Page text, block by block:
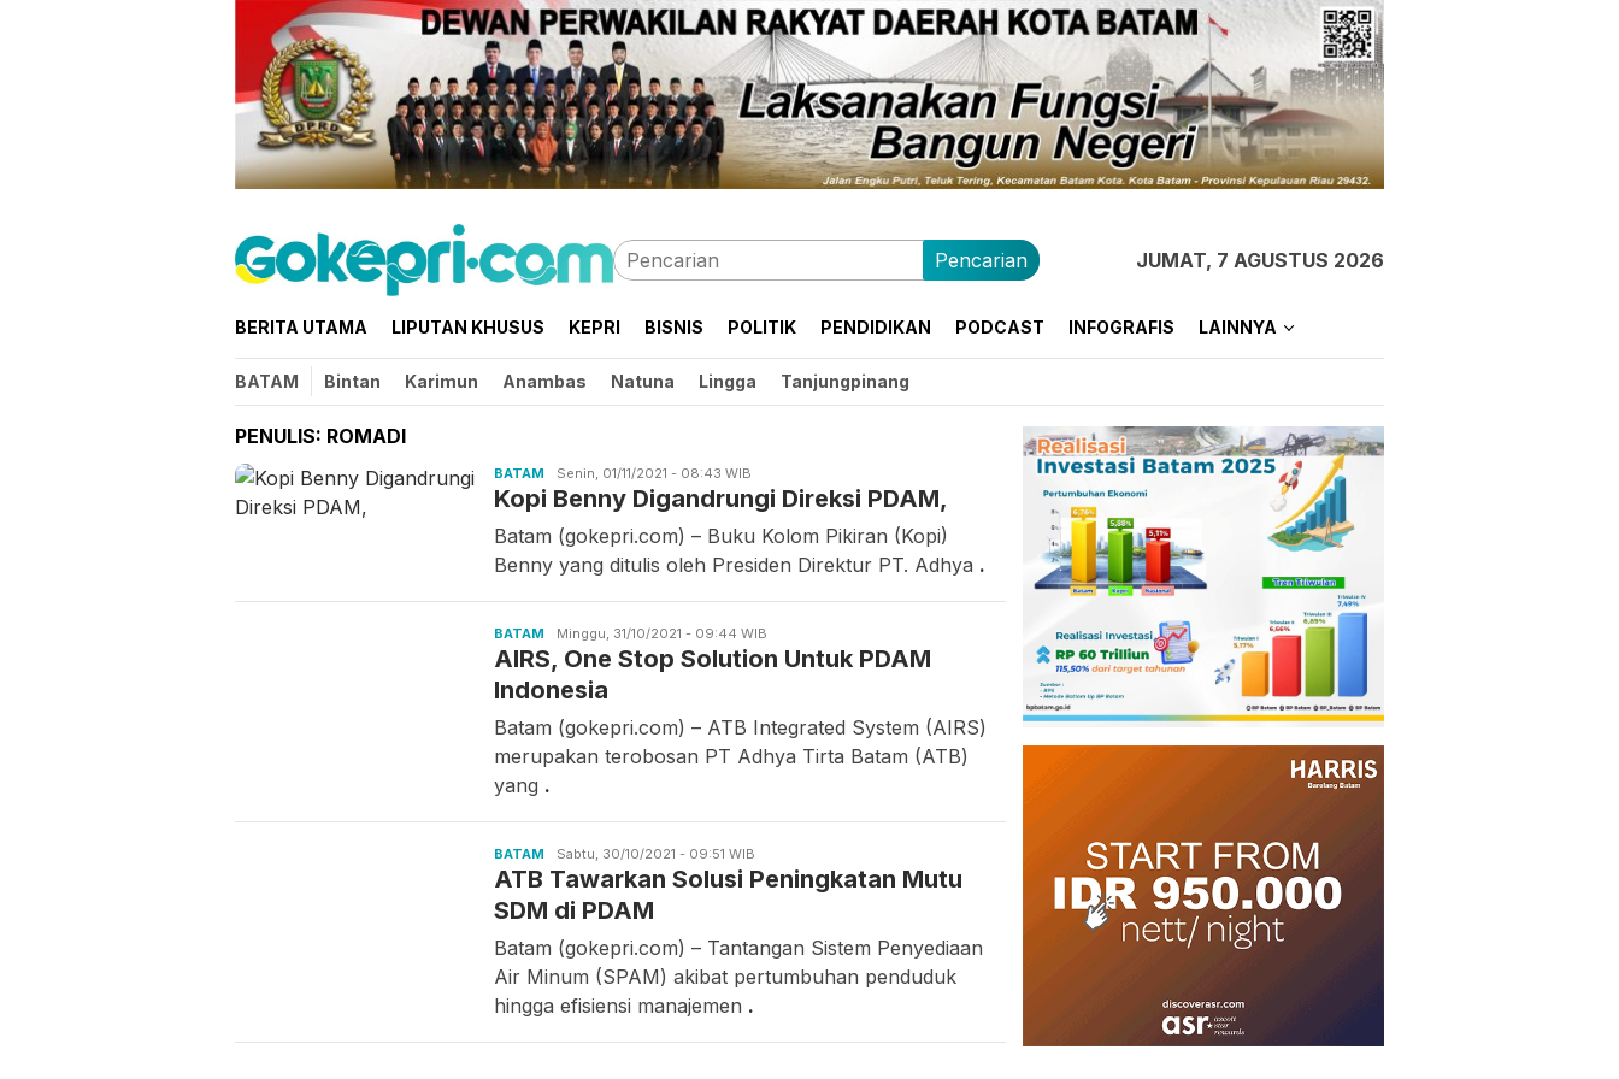
Pencarian JUMAT, 7 AGUSTUS 2026
BERITA UTAMA LIPUTAN KHUSUS KEPRI BISNIS POLITIK PENDIDIKAN PODCAST INFOGRAFIS LAINNYA
BATAM Bintan Karimun Anambas Natuna Lingga Tanjungpinang
PENULIS: ROMADI
BATAM Romadi
Senin, 01/11/2021 - 08:43 WIB
Kopi Benny Digandrungi Direksi PDAM,
Batam (gokepri.com) – Buku Kolom Pikiran (Kopi)
Benny yang ditulis oleh Presiden Direktur PT. Adhya .
BATAM Romadi
Minggu, 31/10/2021 - 09:44 WIB
AIRS, One Stop Solution Untuk PDAM
Indonesia
Batam (gokepri.com) – ATB Integrated System (AIRS)
merupakan terobosan PT Adhya Tirta Batam (ATB)
yang .
BATAM Romadi
Sabtu, 30/10/2021 - 09:51 WIB
ATB Tawarkan Solusi Peningkatan Mutu
SDM di PDAM
Batam (gokepri.com) – Tantangan Sistem Penyediaan
Air Minum (SPAM) akibat pertumbuhan penduduk
hingga efisiensi manajemen .